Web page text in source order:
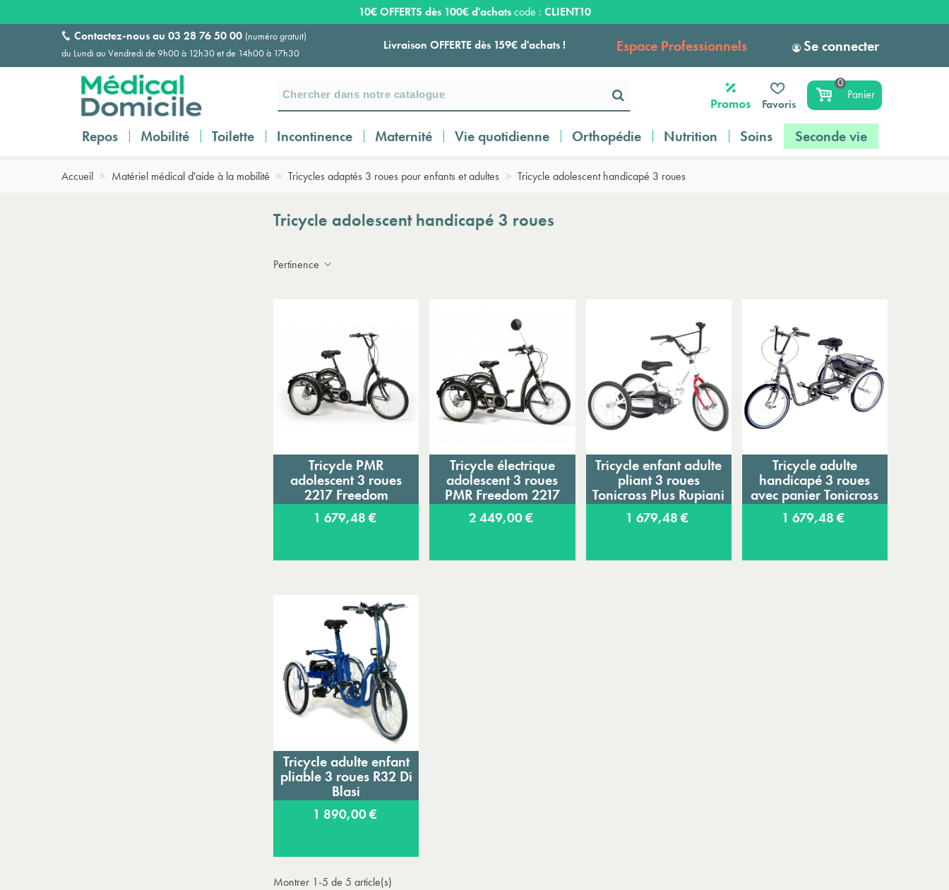
Livraison OFFERTE dès 159€ d'achats !
Payez en 3 ou 4 fois SANS FRAIS à partir de
100€
Expédition sous 24 à 48 heures ouvrées*
10€ OFFERTS dès 100€ d'achatscode : CLIENT10
Contactez-nous au 03 28 76 50 00 (numéro gratuit)
du Lundi au Vendredi de 9h00 à 12h30 et de 14h00 à 17h30
Espace Professionnels Se connecter
Promos Favoris
0
Panier
Repos Mobilité Toilette Incontinence Maternité Vie quotidienne Orthopédie Nutrition Soins Seconde vie
Accueil > Matériel médical d'aide à la mobilité > Tricycles adaptés 3 roues pour enfants et adultes > Tricycle adolescent handicapé 3 roues
Tricycle adolescent handicapé 3 roues
Pertinence
Ajouter au panier
Tricycle PMR
adolescent 3 roues
2217 Freedom
Vermeiren
1 679,48 €
Ajouter au panier
Tricycle électrique
adolescent 3 roues
PMR Freedom 2217
Vermeiren
2 449,00 €
Ajouter au panier
Tricycle enfant adulte
pliant 3 roues
Tonicross Plus Rupiani
1 679,48 €
Ajouter au panier
Tricycle adulte
handicapé 3 roues
avec panier Tonicross
City Rupiani
1 679,48 €
Ajouter au panier
Tricycle adulte enfant
pliable 3 roues R32 Di
Blasi
1 890,00 €
Montrer 1-5 de 5 article(s)